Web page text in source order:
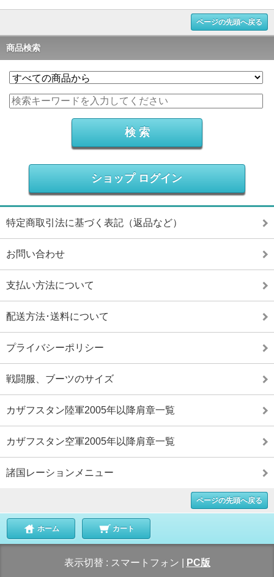
ページの先頭へ戻る
商品検索
ショップ ログイン
特定商取引法に基づく表記（返品など）
お問い合わせ
支払い方法について
配送方法･送料について
プライバシーポリシー
戦闘服、ブーツのサイズ
カザフスタン陸軍2005年以降肩章一覧
カザフスタン空軍2005年以降肩章一覧
諸国レーションメニュー
ページの先頭へ戻る
ホーム カート
表示切替 : スマートフォン PC版